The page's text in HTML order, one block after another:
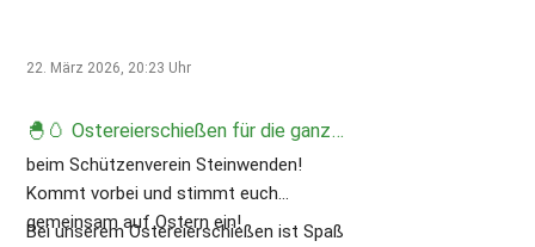
22. März 2026, 20:23 Uhr
🐣🥚 Ostereierschießen für die ganze Familie 🥚🐣
beim Schützenverein Steinwenden!
Kommt vorbei und stimmt euch
gemeinsam auf Ostern ein!
Bei unserem Ostereierschießen ist Spaß